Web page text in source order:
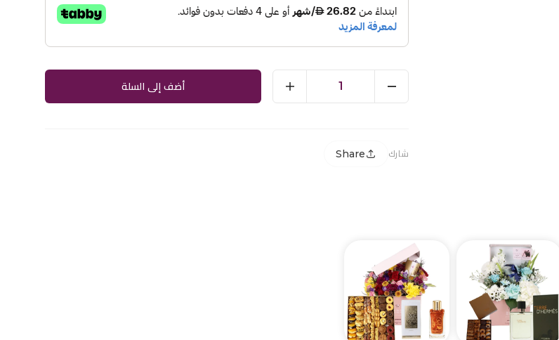
1 أضف إلى السلة
شارك Share